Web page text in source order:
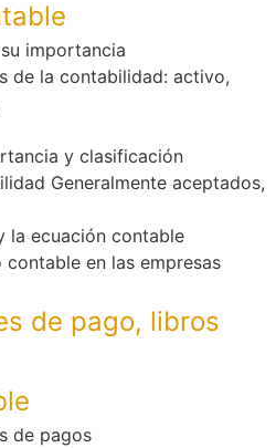
importancia
de la contabilidad: activo,
y clasificación
Generalmente aceptados,
la ecuación contable
en las empresas
de pago, libros
de pagos